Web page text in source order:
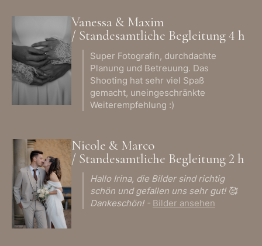
Vanessa & Maxim
/ Standesamtliche Begleitung 4 h
Super Fotografin, durchdachte
Planung und Betreuung. Das
Shooting hat sehr viel Spaß
gemacht, uneingeschränkte
Weiterempfehlung :)
Nicole & Marco
/ Standesamtliche Begleitung 2 h
Hallo Irina, die Bilder sind richtig
schön und gefallen uns sehr gut! 🥰
Dankeschön! - Bilder ansehen